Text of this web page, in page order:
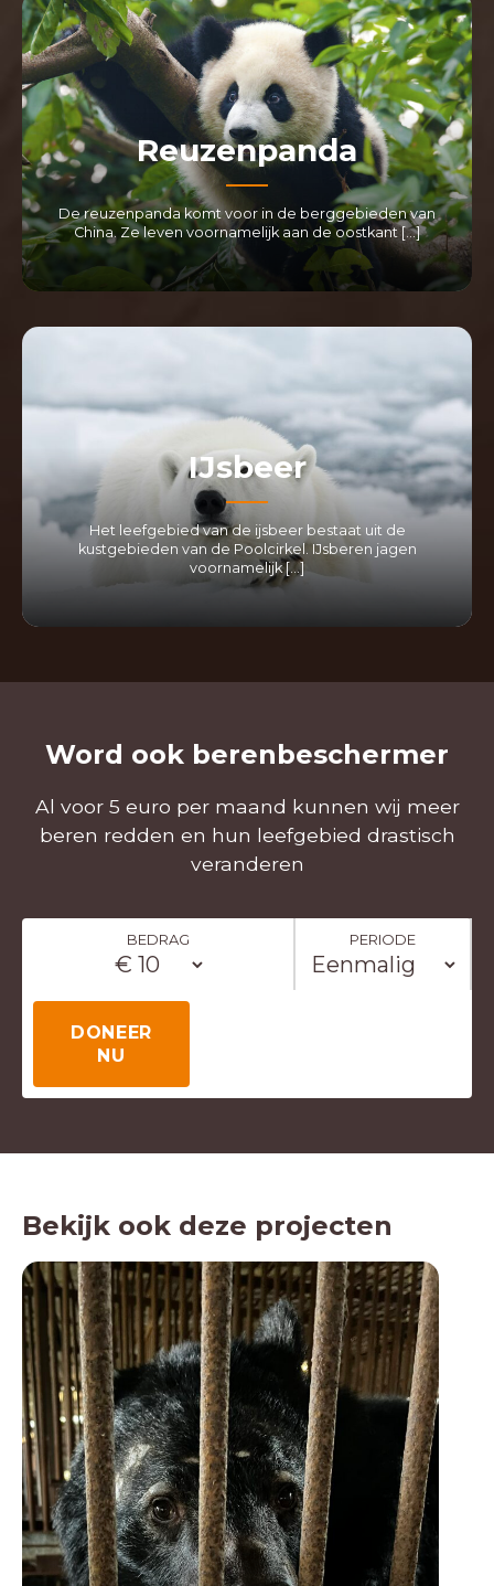
Reuzenpanda
De reuzenpanda komt voor in de berggebieden van
China. Ze leven voornamelijk aan de oostkant […]
LEES MEER
IJsbeer
Het leefgebied van de ijsbeer bestaat uit de
kustgebieden van de Poolcirkel. IJsberen jagen
voornamelijk […]
LEES MEER
Word ook berenbeschermer
Al voor 5 euro per maand kunnen wij meer
beren redden en hun leefgebied drastisch
veranderen
BEDRAG PERIODE
DONEER
NU
Bekijk ook deze projecten